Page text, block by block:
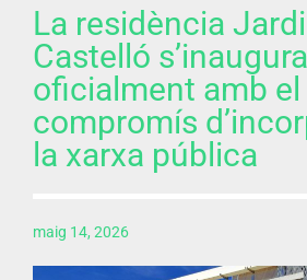
La residència
Castelló s’inaugura
oficialment amb el
compromís
la xarxa pública
maig 14, 2026